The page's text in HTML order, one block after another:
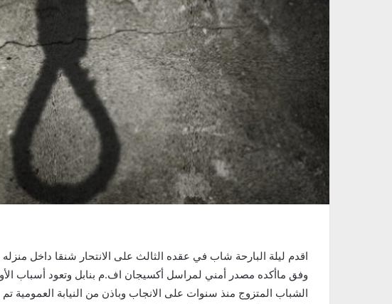
اقدم ليلة البارحة شاب في عقده الثالث على الانتحار شنقا داخل منزله
وفق ماأكده مصدر أمني لمراسل أكسيجان اف.م بنابل وتعود أسباب
الشباب المتزوج منذ سنوات على الانجاب وباذن من النيابة العمومية